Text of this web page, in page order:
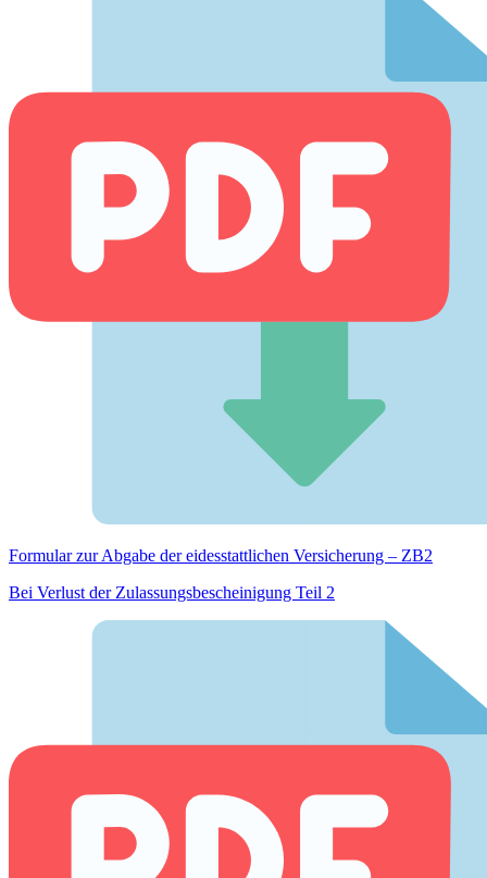
Formular zur Abgabe der eides­stattlichen Versicherung – ZB2
Bei Verlust der Zulassungsbescheinigung Teil 2